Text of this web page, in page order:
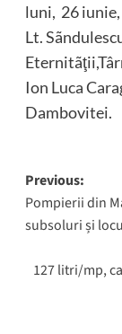
luni, 26
Lt.
Ion Luca
Dambovitei.
Post
Previous:
Pompierii din
subsoluri și
127 litri/mp,